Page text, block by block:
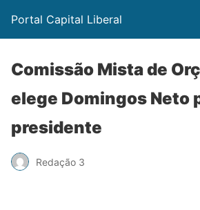
Portal Capital Liberal
Comissão Mista de
elege Domingos Neto
presidente
Redação 3